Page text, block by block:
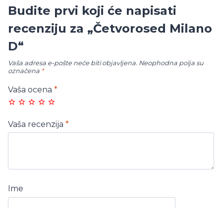
Budite prvi koji će napisati
recenziju za „Četvorosed Milano
D“
Vaša adresa e-pošte neće biti objavljena. Neophodna polja su
označena *
Vaša ocena *
Vaša recenzija *
Ime